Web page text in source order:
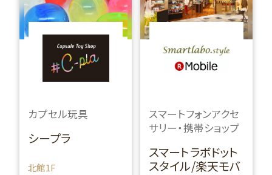
カプセル玩具
シープラ
北館1F
スマートフォンアクセ
サリー・携帯ショップ
スマートラボドット
スタイル/楽天モバ